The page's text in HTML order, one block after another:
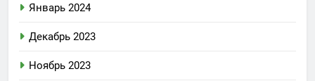
Январь 2024
Декабрь 2023
Ноябрь 2023